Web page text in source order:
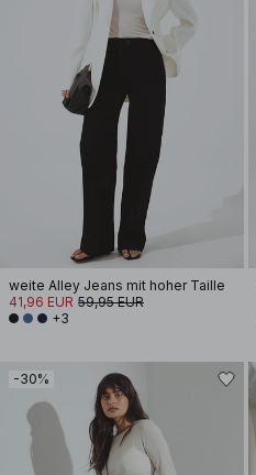
weite Alley Jeans mit hoher Taille
41,96 EUR 59,95 EUR
+3
-30%